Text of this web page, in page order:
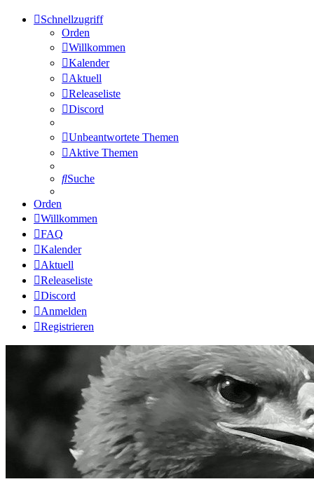
Schnellzugriff
Orden
Willkommen
Kalender
Aktuell
Releaseliste
Discord
Unbeantwortete Themen
Aktive Themen
Suche
Orden
Willkommen
FAQ
Kalender
Aktuell
Releaseliste
Discord
Anmelden
Registrieren